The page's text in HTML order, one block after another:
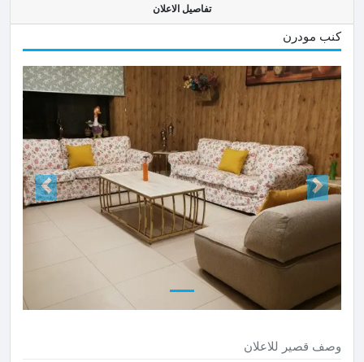
تفاصيل الاعلان
كنب مودرن
Next Prev
وصف قصير للاعلان